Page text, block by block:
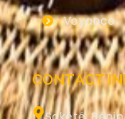
Voyance
CONTACT